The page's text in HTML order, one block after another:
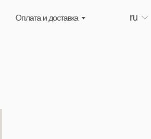
Оплата и доставка ru